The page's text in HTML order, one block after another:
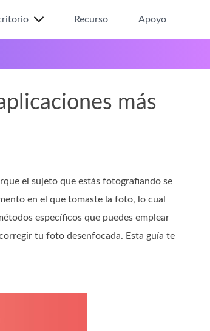
Recurso Apoyo
más
el sujeto que estás fotografiando se
en el que tomaste la foto, lo cual
específicos que puedes emplear
tu foto desenfocada. Esta guía te